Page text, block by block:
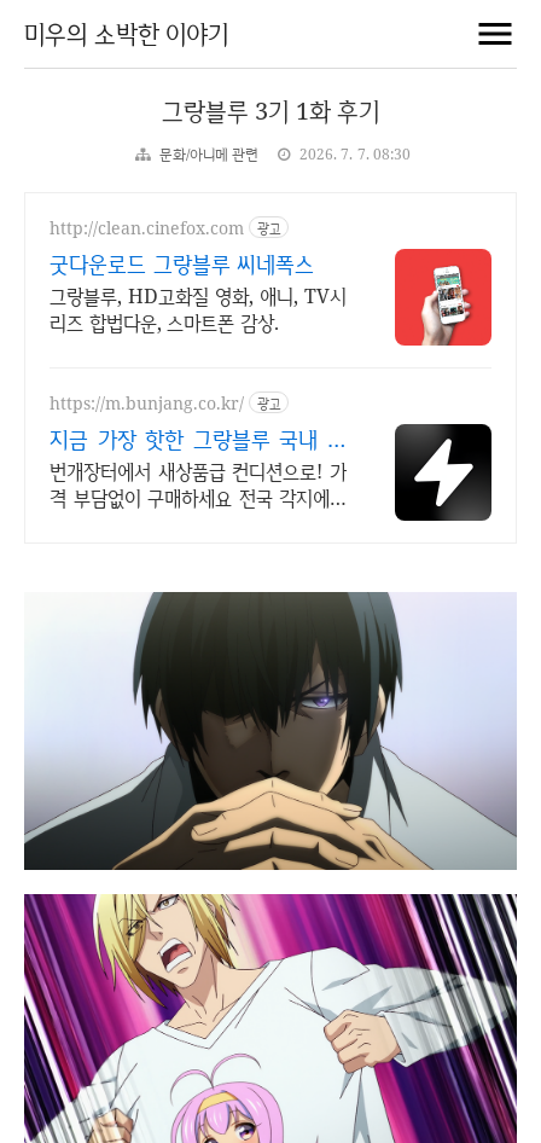
미우의 소박한 이야기
그랑블루 3기 1화 후기
문화/아니메 관련 2026. 7. 7. 08:30
http://clean.cinefox.com 광고
굿다운로드 그랑블루 씨네폭스
그랑블루, HD고화질 영화, 애니, TV시
리즈 합법다운, 스마트폰 감상.
https://m.bunjang.co.kr/ 광고
지금 가장 핫한 그랑블루 국내 최
대 브랜드 중고거래
번개장터에서 새상품급 컨디션으로! 가
격 부담없이 구매하세요 전국 각지에서